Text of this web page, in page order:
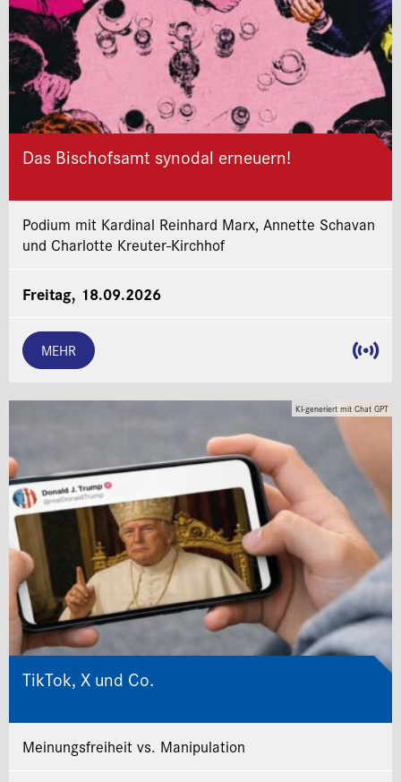
Das Bischofsamt synodal erneuern!
Podium mit Kardinal Reinhard Marx, Annette Schavan
und Charlotte Kreuter-Kirchhof
Freitag, 18.09.2026
MEHR
KI-generiert mit Chat GPT
TikTok, X und Co.
Meinungsfreiheit vs. Manipulation